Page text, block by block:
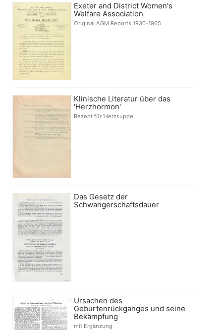
Exeter and District Women's
Welfare Association
Original AGM Reports 1930-1965
Klinische Literatur über das
'Herzhormon'
Rezept für 'Herzsuppe'
Das Gesetz der
Schwangerschaftsdauer
Ursachen des
Geburtenrückganges und seine
Bekämpfung
mit Ergänzung